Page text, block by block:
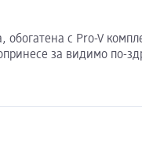
обогатена с Pro-V
за видимо по-